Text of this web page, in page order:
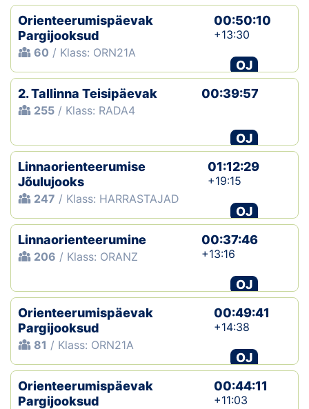
Kalender
Koondised
Tule klubisse!
Tulemused
Dokumendid
Klubid
Suletud maastikud
Püsirajad
Koolitused
OTSI
Orienteerumispäevak
Pargijooksud
60 / Klass: ORN21A
00:50:10
+13:30
OJ
2. Tallinna Teisipäevak
255 / Klass: RADA4
00:39:57
OJ
Linnaorienteerumise
Jõulujooks
247 / Klass: HARRASTAJAD
01:12:29
+19:15
OJ
Linnaorienteerumine
206 / Klass: ORANZ
00:37:46
+13:16
OJ
Orienteerumispäevak
Pargijooksud
81 / Klass: ORN21A
00:49:41
+14:38
OJ
Orienteerumispäevak
Pargijooksud
00:44:11
+11:03